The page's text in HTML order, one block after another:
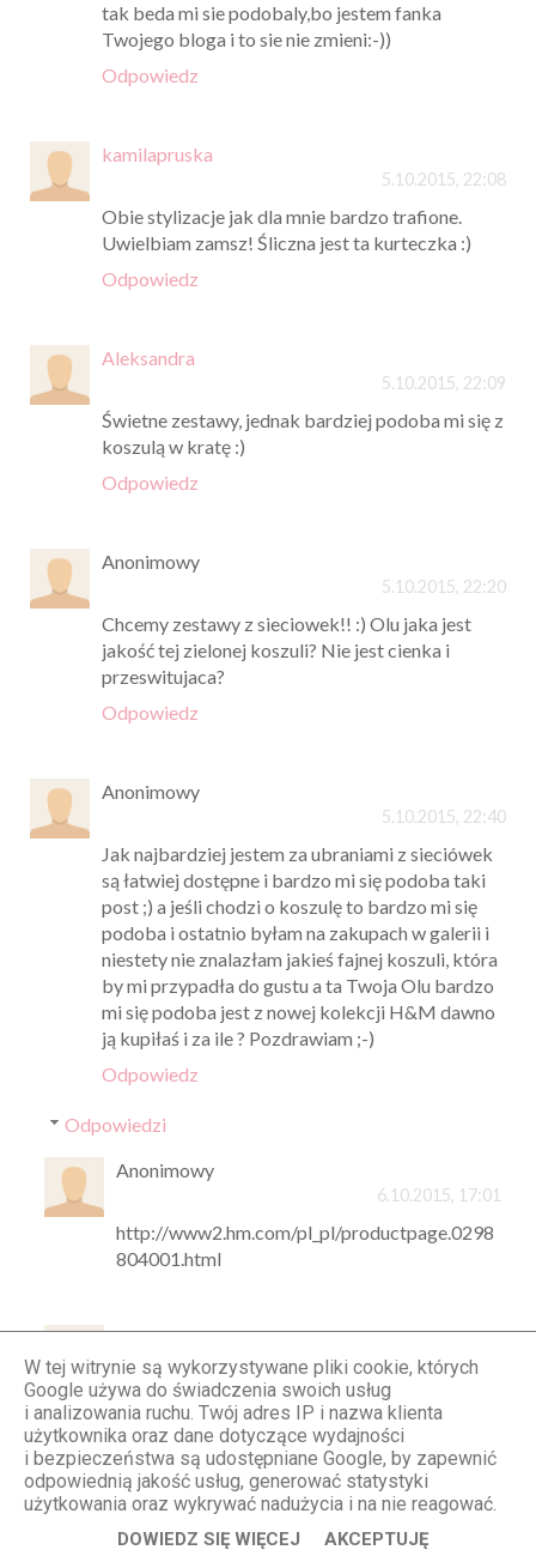
tak beda mi sie podobaly,bo jestem fanka
Twojego bloga i to sie nie zmieni:-))
Odpowiedz
kamilapruska
5.10.2015, 22:08
Obie stylizacje jak dla mnie bardzo trafione.
Uwielbiam zamsz! Śliczna jest ta kurteczka :)
Odpowiedz
Aleksandra
5.10.2015, 22:09
Świetne zestawy, jednak bardziej podoba mi się z
koszulą w kratę :)
Odpowiedz
Anonimowy
5.10.2015, 22:20
Chcemy zestawy z sieciowek!! :) Olu jaka jest
jakość tej zielonej koszuli? Nie jest cienka i
przeswitujaca?
Odpowiedz
Anonimowy
5.10.2015, 22:40
Jak najbardziej jestem za ubraniami z sieciówek
są łatwiej dostępne i bardzo mi się podoba taki
post ;) a jeśli chodzi o koszulę to bardzo mi się
podoba i ostatnio byłam na zakupach w galerii i
niestety nie znalazłam jakieś fajnej koszuli, która
by mi przypadła do gustu a ta Twoja Olu bardzo
mi się podoba jest z nowej kolekcji H&M dawno
ją kupiłaś i za ile ? Pozdrawiam ;-)
Odpowiedz
Odpowiedzi
Anonimowy
6.10.2015, 17:01
http://www2.hm.com/pl_pl/productpage.0298
804001.html
Anonimowy
6.10.2015, 19:34
Dzięki ;)
Odpowiedz
Unknown
W tej witrynie są wykorzystywane pliki cookie, których
Google używa do świadczenia swoich usług
i analizowania ruchu. Twój adres IP i nazwa klienta
użytkownika oraz dane dotyczące wydajności
i bezpieczeństwa są udostępniane Google, by zapewnić
odpowiednią jakość usług, generować statystyki
użytkowania oraz wykrywać nadużycia i na nie reagować.
DOWIEDZ SIĘ WIĘCEJ AKCEPTUJĘ